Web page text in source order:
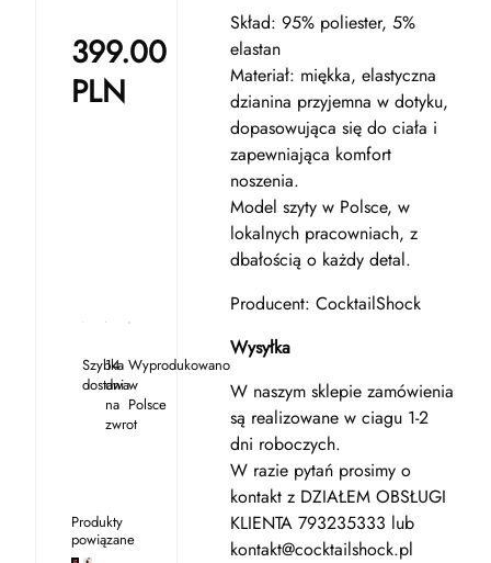
399.00
PLN
Szybka
dostawa
14
dni
na
zwrot
Wyprodukowano
w
Polsce
Produkty
powiązane
Skład: 95% poliester, 5%
elastan
Materiał: miękka, elastyczna
dzianina przyjemna w dotyku,
dopasowująca się do ciała i
zapewniająca komfort
noszenia.
Model szyty w Polsce, w
lokalnych pracowniach, z
dbałością o każdy detal.
Producent: CocktailShock
Wysyłka
W naszym sklepie zamówienia
są realizowane w ciagu 1-2
dni roboczych.
W razie pytań prosimy o
kontakt z DZIAŁEM OBSŁUGI
KLIENTA 793235333 lub
kontakt@cocktailshock.pl